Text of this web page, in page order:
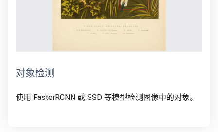
对象检测
使用 FasterRCNN 或 SSD 等模型检测图像中的对象。